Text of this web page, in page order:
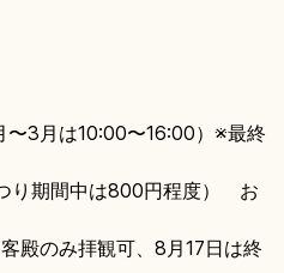
〜3月は10:00〜16:00）※最終
り期間中は800円程度） お
殿のみ拝観可、8月17日は終